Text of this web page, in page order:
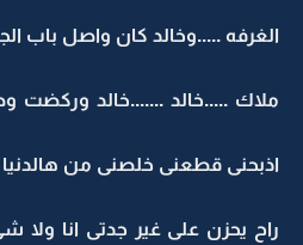
الغرفه .....وخالد كان واصل باب
ملاك .....خالد .......خالد وركضت
اذبحنى قطعنى خلصنى من هالدنيا
راح يحزن على غير جدتى انا ولا